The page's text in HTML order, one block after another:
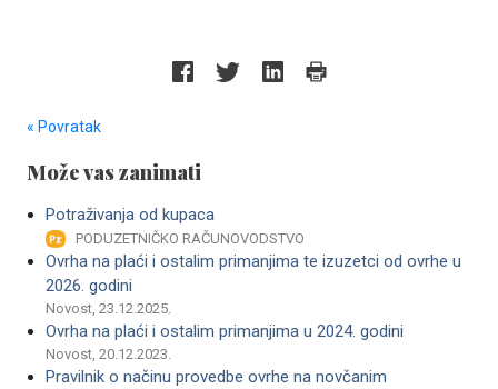
« Povratak
Može vas zanimati
Potraživanja od kupaca
PODUZETNIČKO RAČUNOVODSTVO
Ovrha na plaći i ostalim primanjima te izuzetci od ovrhe u
2026. godini
Novost, 23.12.2025.
Ovrha na plaći i ostalim primanjima u 2024. godini
Novost, 20.12.2023.
Pravilnik o načinu provedbe ovrhe na novčanim